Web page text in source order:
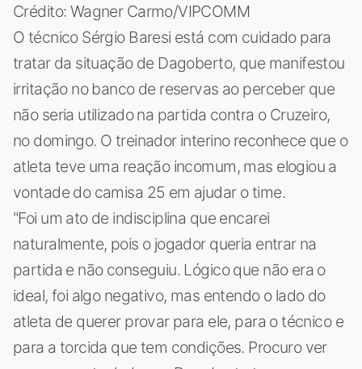
Crédito: Wagner Carmo/VIPCOMM
O técnico Sérgio Baresi está com cuidado para
tratar da situação de Dagoberto, que manifestou
irritação no banco de reservas ao perceber que
não seria utilizado na partida contra o Cruzeiro,
no domingo. O treinador interino reconhece que o
atleta teve uma reação incomum, mas elogiou a
vontade do camisa 25 em ajudar o time.
"Foi um ato de indisciplina que encarei
naturalmente, pois o jogador queria entrar na
partida e não conseguiu. Lógico que não era o
ideal, foi algo negativo, mas entendo o lado do
atleta de querer provar para ele, para o técnico e
para a torcida que tem condições. Procuro ver